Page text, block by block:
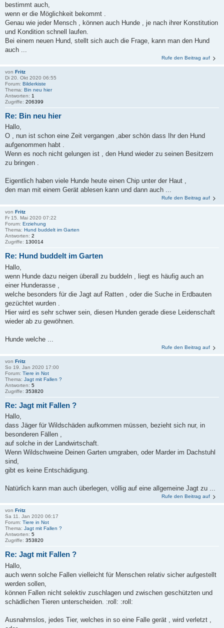
bestimmt auch,
wenn er die Möglichkeit bekommt .
Genau wie jeder Mensch , können auch Hunde , je nach ihrer Konstitution
und Kondition schnell laufen.
Bei einem neuen Hund, stellt sich auch die Frage, kann man den Hund
auch ...
Rufe den Beitrag auf
von Fritz
Di 20. Okt 2020 06:55
Forum: Bilderkiste
Thema: Bin neu hier
Antworten: 1
Zugriffe: 206399
Re: Bin neu hier
Hallo,
O , nun ist schon eine Zeit vergangen ,aber schön dass Ihr den Hund
aufgenommen habt .
Wenn es noch nicht gelungen ist , den Hund wieder zu seinen Besitzern
zu bringen .
Eigentlich haben viele Hunde heute einen Chip unter der Haut ,
den man mit einem Gerät ablesen kann und dann auch ...
Rufe den Beitrag auf
von Fritz
Fr 15. Mai 2020 07:22
Forum: Erziehung
Thema: Hund buddelt im Garten
Antworten: 2
Zugriffe: 130014
Re: Hund buddelt im Garten
Hallo,
wenn Hunde dazu neigen überall zu buddeln , liegt es häufig auch an
einer Hunderasse ,
welche besonders für die Jagt auf Ratten , oder die Suche in Erdbauten
gezüchtet wurden .
Hier wird es sehr schwer sein, diesen Hunden gerade diese Leidenschaft
wieder ab zu gewöhnen.
Hunde welche ...
Rufe den Beitrag auf
von Fritz
So 19. Jan 2020 17:00
Forum: Tiere in Not
Thema: Jagt mit Fallen ?
Antworten: 5
Zugriffe: 353820
Re: Jagt mit Fallen ?
Hallo,
dass Jäger für Wildschäden aufkommen müssen, bezieht sich nur, in
besonderen Fällen ,
auf solche in der Landwirtschaft.
Wenn Wildschweine Deinen Garten umgraben, oder Marder im Dachstuhl
sind,
gibt es keine Entschädigung.
Natürlich kann man auch überlegen, völlig auf eine allgemeine Jagt zu ...
Rufe den Beitrag auf
von Fritz
Sa 11. Jan 2020 06:17
Forum: Tiere in Not
Thema: Jagt mit Fallen ?
Antworten: 5
Zugriffe: 353820
Re: Jagt mit Fallen ?
Hallo,
auch wenn solche Fallen vielleicht für Menschen relativ sicher aufgestellt
werden sollen,
können Fallen nicht selektiv zuschlagen und zwischen geschützten und
schädlichen Tieren unterscheiden. :roll: :roll:
Ausnahmslos, jedes Tier, welches in so eine Falle gerät , wird verletzt ,